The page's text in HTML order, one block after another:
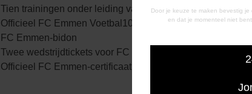
Door je keuze te maken bevestig
en dat je momenteel niet
Tien trainingen onder leiding van een gediplomeerde
Officieel FC Emmen Voetbal10daagse-tenue (shirt,
FC Emmen-bidon
Twee wedstrijdtickets voor FC Emmen in het resterende
Officieel FC Emmen-certificaat